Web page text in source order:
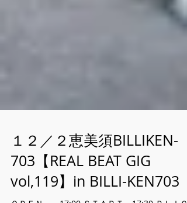
１２／２恵美須BILLIKEN-